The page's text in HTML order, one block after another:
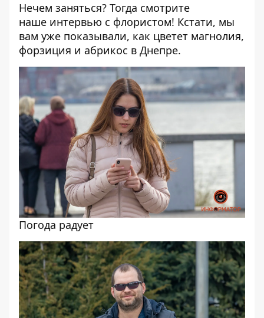
Нечем заняться? Тогда смотрите
наше интервью с флористом! Кстати, мы
вам уже показывали, как цветет магнолия,
форзиция и абрикос в Днепре.
Погода радует